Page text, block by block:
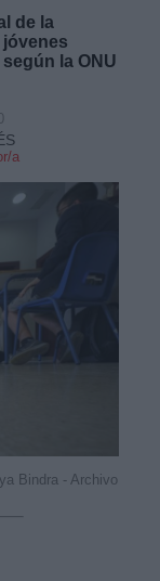
de la
la ONU
a
Bindra - Archivo